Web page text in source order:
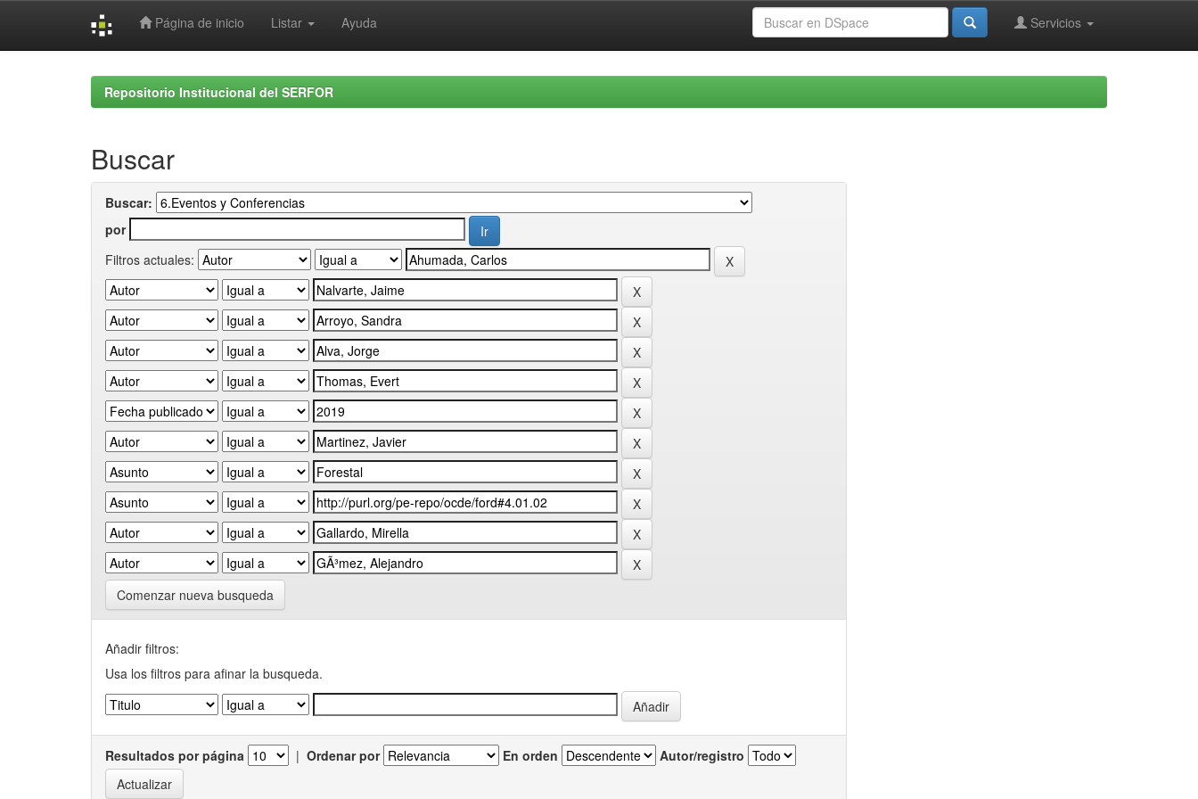
Página de inicio Listar Ayuda Servicios
Repositorio Institucional del SERFOR
Buscar
Buscar:
por
Filtros actuales:
Comenzar nueva busqueda
Añadir filtros:
Usa los filtros para afinar la busqueda.
Resultados por página | Ordenar por En orden Autor/registro